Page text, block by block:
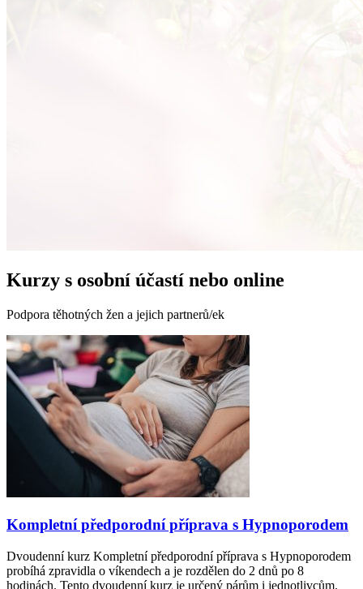
Kurzy s osobní účastí nebo online
Podpora těhotných žen a jejich partnerů/ek
Kompletní předporodní příprava s Hypnoporodem
Dvoudenní kurz Kompletní předporodní příprava s Hypnoporodem
probíhá zpravidla o víkendech a je rozdělen do 2 dnů po 8
hodinách. Tento dvoudenní kurz je určený párům i jednotlivcům.